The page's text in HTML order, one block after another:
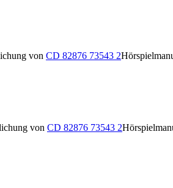
von CD 82876 73543 2
von CD 82876 73543 2